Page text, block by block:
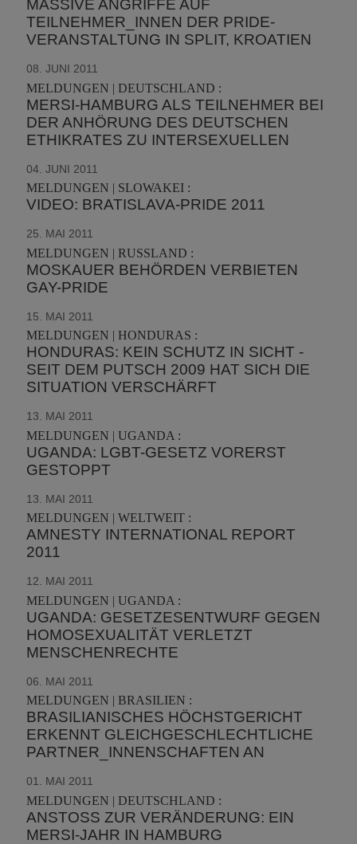
MASSIVE ANGRIFFE AUF
TEILNEHMER_INNEN DER PRIDE-
VERANSTALTUNG IN SPLIT, KROATIEN
08. JUNI 2011
MELDUNGEN | DEUTSCHLAND :
MERSI-HAMBURG ALS TEILNEHMER BEI
DER ANHÖRUNG DES DEUTSCHEN
ETHIKRATES ZU INTERSEXUELLEN
04. JUNI 2011
MELDUNGEN | SLOWAKEI :
VIDEO: BRATISLAVA-PRIDE 2011
25. MAI 2011
MELDUNGEN | RUSSLAND :
MOSKAUER BEHÖRDEN VERBIETEN
GAY-PRIDE
15. MAI 2011
MELDUNGEN | HONDURAS :
HONDURAS: KEIN SCHUTZ IN SICHT -
SEIT DEM PUTSCH 2009 HAT SICH DIE
SITUATION VERSCHÄRFT
13. MAI 2011
MELDUNGEN | UGANDA :
UGANDA: LGBT-GESETZ VORERST
GESTOPPT
13. MAI 2011
MELDUNGEN | WELTWEIT :
AMNESTY INTERNATIONAL REPORT
2011
12. MAI 2011
MELDUNGEN | UGANDA :
UGANDA: GESETZESENTWURF GEGEN
HOMOSEXUALITÄT VERLETZT
MENSCHENRECHTE
06. MAI 2011
MELDUNGEN | BRASILIEN :
BRASILIANISCHES HÖCHSTGERICHT
ERKENNT GLEICHGESCHLECHTLICHE
PARTNER_INNENSCHAFTEN AN
01. MAI 2011
MELDUNGEN | DEUTSCHLAND :
ANSTOSS ZUR VERÄNDERUNG: EIN M
ERSI-JAHR IN HAMBURG